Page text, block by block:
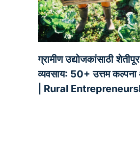
ग्रामीण उद्योजकांसाठी
व्यवसाय: 50+ उत्तम
| Rural